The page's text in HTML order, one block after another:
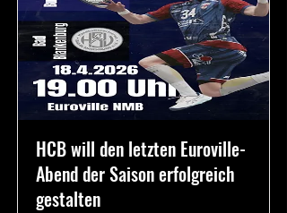
HCB will den letzten Euroville-
Abend der Saison erfolgreich
gestalten